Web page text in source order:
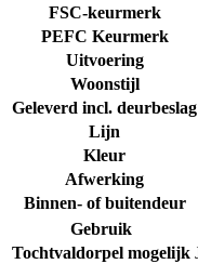
FSC-keurmerk
PEFC Keurmerk
Uitvoering
Woonstijl
Geleverd incl. deurbeslag
Lijn
Kleur
Afwerking
Binnen- of buitendeur
Gebruik
Tochtvaldorpel mogelijk